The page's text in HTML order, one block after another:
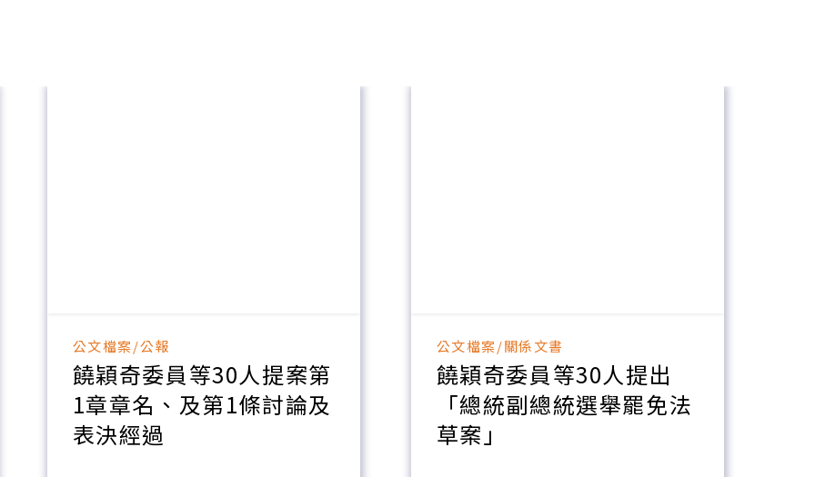
公文檔案/公報
饒穎奇委員等30人提案第
1章章名、及第1條討論及
表決經過
公文檔案/關係文書
饒穎奇委員等30人提出
「總統副總統選舉罷免法
草案」